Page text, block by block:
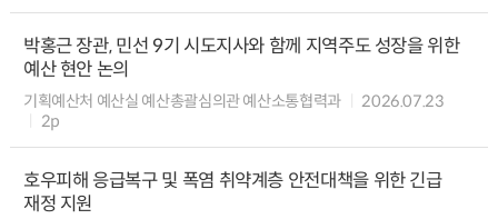
박홍근 장관, 민선 9기 시도지사와 함께 지역주도 성장을 위한
예산 현안 논의
기획예산처 예산실 예산총괄심의관 예산소통협력과
2026.07.23
2p
호우피해 응급복구 및 폭염 취약계층 안전대책을 위한 긴급
재정 지원